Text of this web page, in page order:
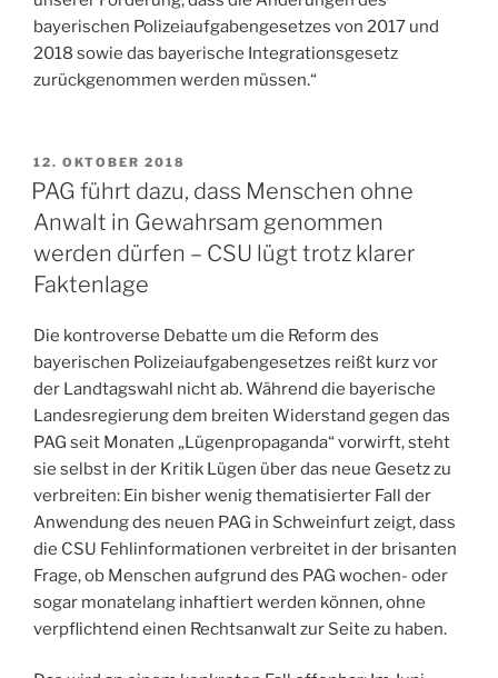
bayerischen Polizeiaufgabengesetzes von 2017 und
2018 sowie das bayerische Integrationsgesetz
zurückgenommen werden müssen.“
VERÖFFENTLICHT
AM
12. OKTOBER 2018
PAG führt dazu, dass Menschen ohne
Anwalt in Gewahrsam genommen
werden dürfen – CSU lügt trotz klarer
Faktenlage
Die kontroverse Debatte um die Reform des
bayerischen Polizeiaufgabengesetzes reißt kurz vor
der Landtagswahl nicht ab. Während die bayerische
Landesregierung dem breiten Widerstand gegen das
PAG seit Monaten „Lügenpropaganda“ vorwirft, steht
sie selbst in der Kritik Lügen über das neue Gesetz zu
verbreiten: Ein bisher wenig thematisierter Fall der
Anwendung des neuen PAG in Schweinfurt zeigt, dass
die CSU Fehlinformationen verbreitet in der brisanten
Frage, ob Menschen aufgrund des PAG wochen- oder
sogar monatelang inhaftiert werden können, ohne
verpflichtend einen Rechtsanwalt zur Seite zu haben.